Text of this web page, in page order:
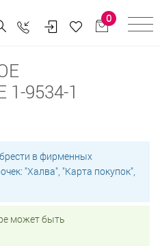
0
9534-1
в фирменных
"Халва", "Карта покупок",
может быть